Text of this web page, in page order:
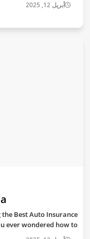
أبريل 12, 2025
Best Auto Insurance
ever wondered how to…